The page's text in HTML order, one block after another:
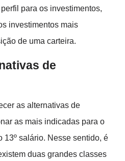
para os investimentos,
investimentos mais
de uma carteira.
de
as alternativas de
as mais indicadas para o
13º salário. Nesse sentido, é
duas grandes classes